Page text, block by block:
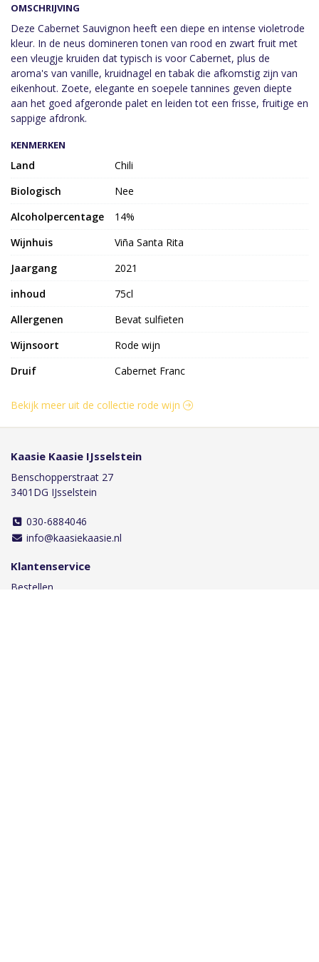
OMSCHRIJVING
Deze Cabernet Sauvignon heeft een diepe en intense violetrode
kleur. In de neus domineren tonen van rood en zwart fruit met
een vleugje kruiden dat typisch is voor Cabernet, plus de
aroma's van vanille, kruidnagel en tabak die afkomstig zijn van
eikenhout. Zoete, elegante en soepele tannines geven diepte
aan het goed afgeronde palet en leiden tot een frisse, fruitige en
sappige afdronk.
KENMERKEN
Land
Chili
Biologisch
Nee
Alcoholpercentage
14%
Wijnhuis
Viña Santa Rita
Jaargang
2021
inhoud
75cl
Allergenen
Bevat sulfieten
Wijnsoort
Rode wijn
Druif
Cabernet Franc
Bekijk meer uit de collectie rode wijn
Kaasie Kaasie IJsselstein
Benschopperstraat 27
3401DG IJsselstein
030-6884046
info@kaasiekaasie.nl
Klantenservice
Bestellen